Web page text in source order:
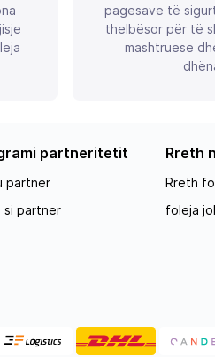
pagesave të
thelbësor për të
mashtruese
partneritetit
partner
si partner
Rreth
Rreth
foleja